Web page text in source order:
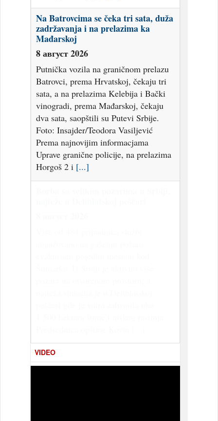
Na Batrovcima se čeka tri sata, duža
zadržavanja i na prelazima ka
Mađarskoj
8 август 2026
Putnička vozila na graničnom prelazu
Batrovci, prema Hrvatskoj, čekaju tri
sata, a na prelazima Kelebija i Bački
vinogradi, prema Mađarskoj, čekaju
dva sata, saopštili su Putevi Srbije.
Foto: Insajder/Teodora Vasiljević
Prema najnovijim informacjama
Uprave granične policije, na prelazima
Horgoš 2 i [...]
VIDEO